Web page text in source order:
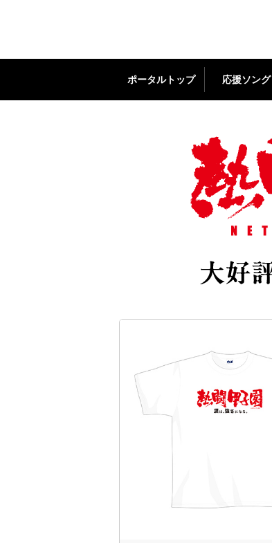
ポータルトップ 応援ソング